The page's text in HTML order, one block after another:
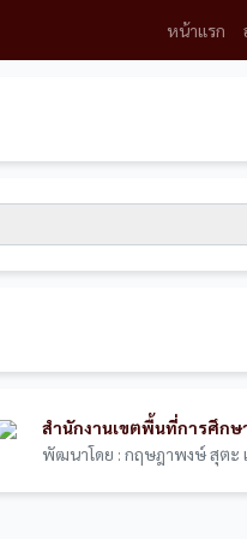
หน้าแรก
สำนักงานเขตพื้นที่การศึก
พัฒนาโดย : กฤษฎาพงษ์ สุตะ